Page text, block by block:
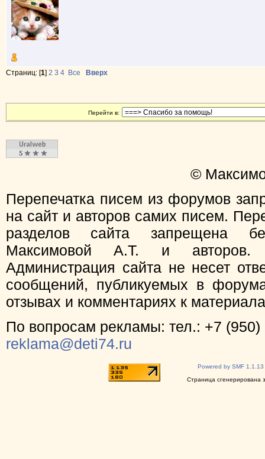
Страниц: [1] 2 3 4 Все Вверх
Перейти в:
©
Перепечатка писем из форумов
на сайт и авторов самих писем.
разделов сайта запрещена
Максимовой А.Т. и
Администрация сайта не несет
сообщений, публикуемых в
отзывах и комментариях к
По вопросам рекламы: тел.: +7 (950)
reklama@deti74.ru
Powered by SMF 1.1.13
Страница сгенерирована